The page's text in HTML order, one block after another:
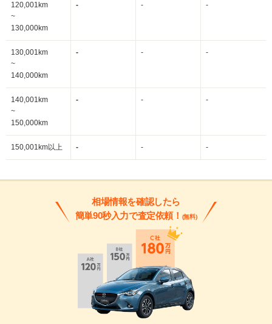
120,001km
~
130,000km
- - -
130,001km
~
140,000km
- - -
140,001km
~
150,000km
- - -
150,001km以上 - - -
相場情報を確認したら
簡単90秒入力で査定依頼！ (無料)